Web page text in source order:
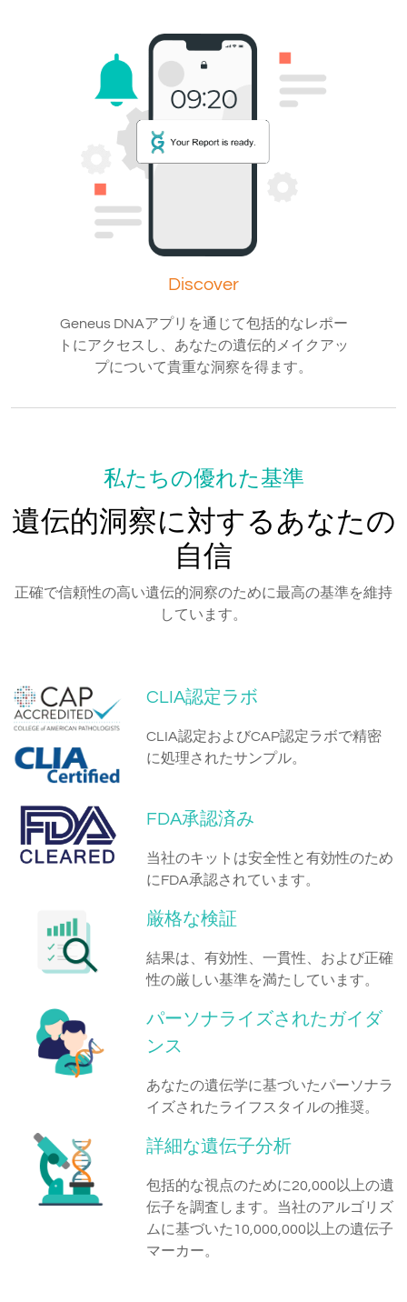
Discover
Geneus DNAアプリを通じて包括的なレポー
トにアクセスし、あなたの遺伝的メイクアッ
プについて貴重な洞察を得ます。
私たちの優れた基準
遺伝的洞察に対するあなたの
自信
正確で信頼性の高い遺伝的洞察のために最高の基準を維持
しています。
CLIA認定ラボ
CLIA認定およびCAP認定ラボで精密
に処理されたサンプル。
FDA承認済み
当社のキットは安全性と有効性のため
にFDA承認されています。
厳格な検証
結果は、有効性、一貫性、および正確
性の厳しい基準を満たしています。
パーソナライズされたガイダ
ンス
あなたの遺伝学に基づいたパーソナラ
イズされたライフスタイルの推奨。
詳細な遺伝子分析
包括的な視点のために20,000以上の遺
伝子を調査します。当社のアルゴリズ
ムに基づいた10,000,000以上の遺伝子
マーカー。